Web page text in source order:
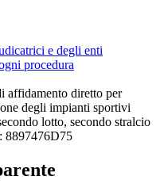
e degli enti
procedura
affidamento diretto per
degli impianti sportivi
lotto, secondo stralcio
8897476D75